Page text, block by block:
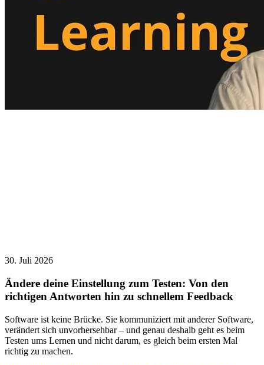
30. Juli 2026
Ändere deine Einstellung zum Testen: Von den
richtigen Antworten hin zu schnellem Feedback
Software ist keine Brücke. Sie kommuniziert mit anderer Software,
verändert sich unvorhersehbar – und genau deshalb geht es beim
Testen ums Lernen und nicht darum, es gleich beim ersten Mal
richtig zu machen.